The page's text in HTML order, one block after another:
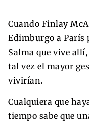
Cuando Finlay
Edimburgo a París
Salma que vive
tal vez el mayor
vivirían.
Cualquiera que
tiempo sabe que